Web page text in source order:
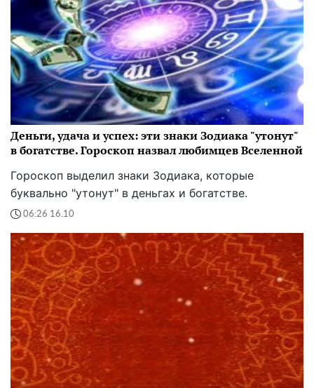
Деньги, удача и успех: эти знаки Зодиака "утонут"
в богатстве. Гороскоп назвал любимцев Вселенной
Гороскоп выделил знаки Зодиака, которые
буквально "утонут" в деньгах и богатстве.
06:26 16.10